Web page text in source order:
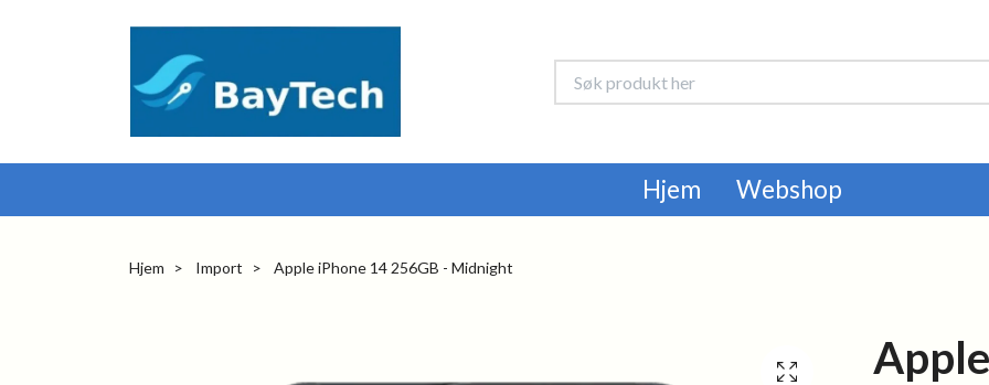
Hjem Webshop
Hjem Import Apple iPhone 14 256GB - Midnight